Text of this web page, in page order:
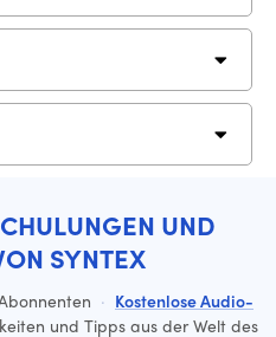
UND
SYNTEX
· Kostenlose Audio-
und Tipps aus der Welt des